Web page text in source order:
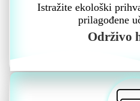
Istražite ekološki
prilagođene
Održivo